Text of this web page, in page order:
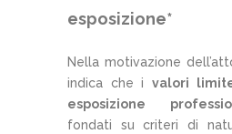
esposizione*
Nella motivazione
indica che i valori
esposizione
fondati su criteri di